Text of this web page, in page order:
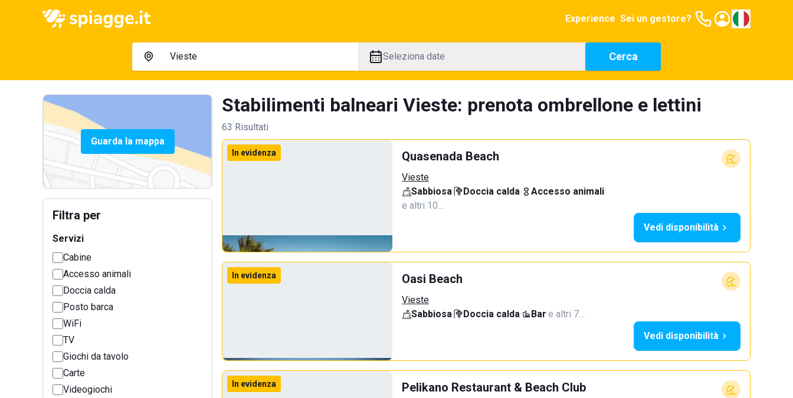
Experience Sei un gestore?
Seleziona date Cerca
Guarda la mappa
Filtra per
Servizi
Cabine
Accesso animali
Doccia calda
Posto barca
WiFi
TV
Giochi da tavolo
Carte
Videogiochi
Stabilimenti balneari Vieste: prenota ombrellone e lettini
63 Risultati
In evidenza Quasenada Beach
Vieste
Sabbiosa· Doccia calda· Accesso animali·
e altri 10…
Vedi disponibilità
In evidenza Oasi Beach
Vieste
Sabbiosa· Doccia calda· Bar·e altri 7…
Vedi disponibilità
In evidenza Pelikano Restaurant & Beach Club